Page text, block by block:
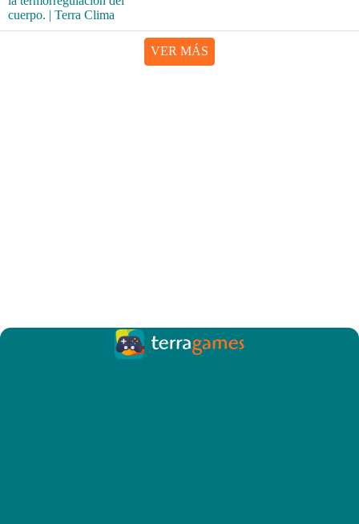
VER MÁS